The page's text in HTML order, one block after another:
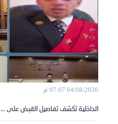
04/08/2026 07:07 م
الداخلية تكشف تفاصيل القبض على ...